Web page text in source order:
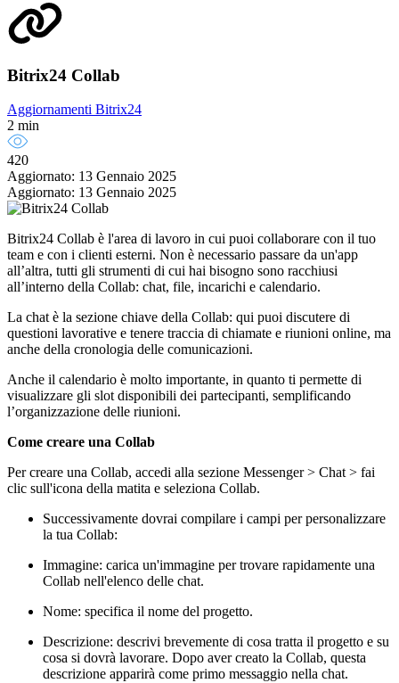
Bitrix24 Collab
Aggiornamenti Bitrix24
2 min
420
Aggiornato: 13 Gennaio 2025
Aggiornato: 13 Gennaio 2025
Bitrix24 Collab è l'area di lavoro in cui puoi collaborare con il tuo
team e con i clienti esterni. Non è necessario passare da un'app
all’altra, tutti gli strumenti di cui hai bisogno sono racchiusi
all’interno della Collab: chat, file, incarichi e calendario.
La chat è la sezione chiave della Collab: qui puoi discutere di
questioni lavorative e tenere traccia di chiamate e riunioni online, ma
anche della cronologia delle comunicazioni.
Anche il calendario è molto importante, in quanto ti permette di
visualizzare gli slot disponibili dei partecipanti, semplificando
l’organizzazione delle riunioni.
Come creare una Collab
Per creare una Collab, accedi alla sezione Messenger > Chat > fai
clic sull'icona della matita e seleziona Collab.
Successivamente dovrai compilare i campi per personalizzare
la tua Collab:
Immagine: carica un'immagine per trovare rapidamente una
Collab nell'elenco delle chat.
Nome: specifica il nome del progetto.
Descrizione: descrivi brevemente di cosa tratta il progetto e su
cosa si dovrà lavorare. Dopo aver creato la Collab, questa
descrizione apparirà come primo messaggio nella chat.